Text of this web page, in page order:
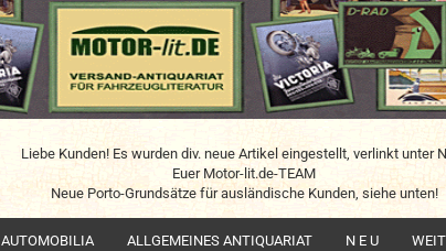
Liebe Kunden! Es wurden div. neue Artikel eingestellt, verlinkt unter
Euer Motor-lit.de-TEAM
Neue Porto-Grundsätze für ausländische Kunden, siehe unten!
AUTOMOBILIA ALLGEMEINES ANTIQUARIAT N E U